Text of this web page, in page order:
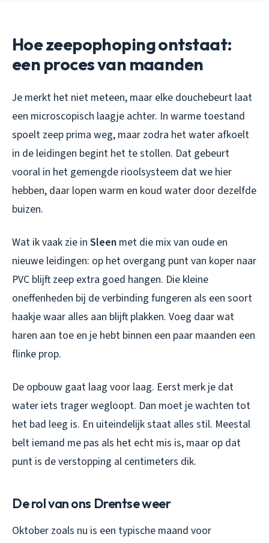
Hoe zeepophoping ontstaat:
een proces van maanden
Je merkt het niet meteen, maar elke douchebeurt laat
een microscopisch laagje achter. In warme toestand
spoelt zeep prima weg, maar zodra het water afkoelt
in de leidingen begint het te stollen. Dat gebeurt
vooral in het gemengde rioolsysteem dat we hier
hebben, daar lopen warm en koud water door dezelfde
buizen.
Wat ik vaak zie in Sleen met die mix van oude en
nieuwe leidingen: op het overgang punt van koper naar
PVC blijft zeep extra goed hangen. Die kleine
oneffenheden bij de verbinding fungeren als een soort
haakje waar alles aan blijft plakken. Voeg daar wat
haren aan toe en je hebt binnen een paar maanden een
flinke prop.
De opbouw gaat laag voor laag. Eerst merk je dat
water iets trager wegloopt. Dan moet je wachten tot
het bad leeg is. En uiteindelijk staat alles stil. Meestal
belt iemand me pas als het echt mis is, maar op dat
punt is de verstopping al centimeters dik.
De rol van ons Drentse weer
Oktober zoals nu is een typische maand voor